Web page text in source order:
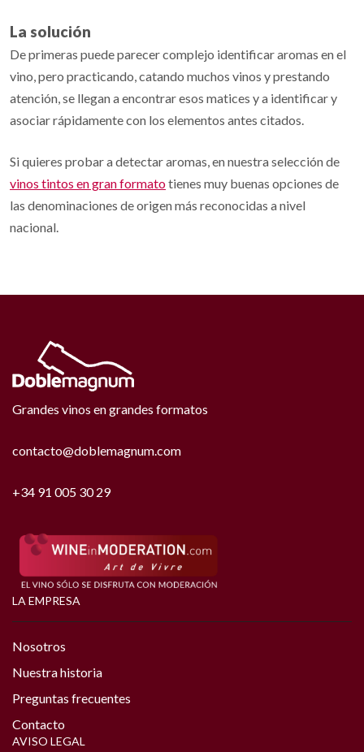
La solución
De primeras puede parecer complejo identificar aromas en el
vino, pero practicando, catando muchos vinos y prestando
atención, se llegan a encontrar esos matices y a identificar y
asociar rápidamente con los elementos antes citados.
Si quieres probar a detectar aromas, en nuestra selección de
vinos tintos en gran formatotienes muy buenas opciones de
las denominaciones de origen más reconocidas a nivel
nacional.
Grandes vinos en grandes formatos
contacto@doblemagnum.com
+34 91 005 30 29
LA EMPRESA
Nosotros
Nuestra historia
Preguntas frecuentes
Contacto
AVISO LEGAL